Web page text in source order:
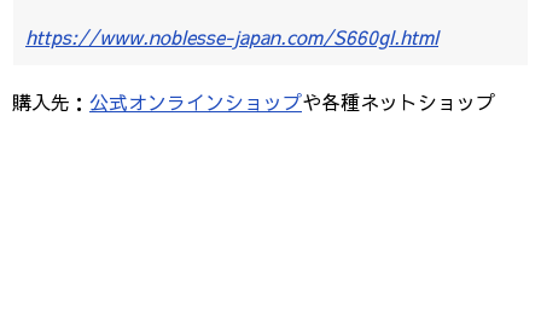
https://www.noblesse-japan.com/S660gl.html
購入先： 公式オンラインショップや各種ネットショップ